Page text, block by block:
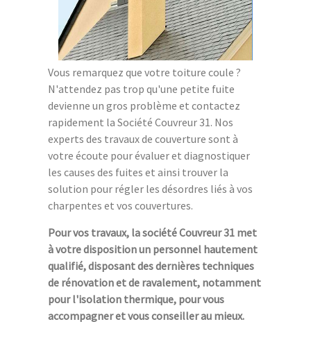
Vous remarquez que votre toiture coule ?
N'attendez pas trop qu'une petite fuite
devienne un gros problème et contactez
rapidement la Société Couvreur 31. Nos
experts des travaux de couverture sont à
votre écoute pour évaluer et diagnostiquer
les causes des fuites et ainsi trouver la
solution pour régler les désordres liés à vos
charpentes et vos couvertures.
Pour vos travaux, la société Couvreur 31 met
à votre disposition un personnel hautement
qualifié, disposant des dernières techniques
de rénovation et de ravalement, notamment
pour l'isolation thermique, pour vous
accompagner et vous conseiller au mieux.